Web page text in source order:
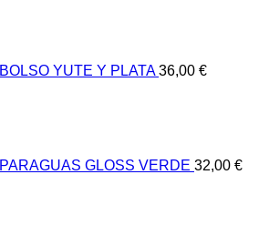
BOLSO YUTE Y PLATA 36,00 €
PARAGUAS GLOSS VERDE 32,00 €